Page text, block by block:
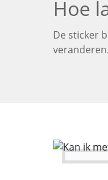
Hoe
De sticker